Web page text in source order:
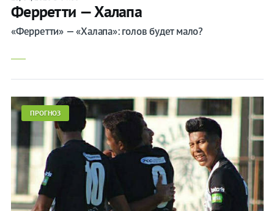
Ферретти — Халапа
«Ферретти» — «Халапа»: голов будет мало?
ПРОГНОЗ